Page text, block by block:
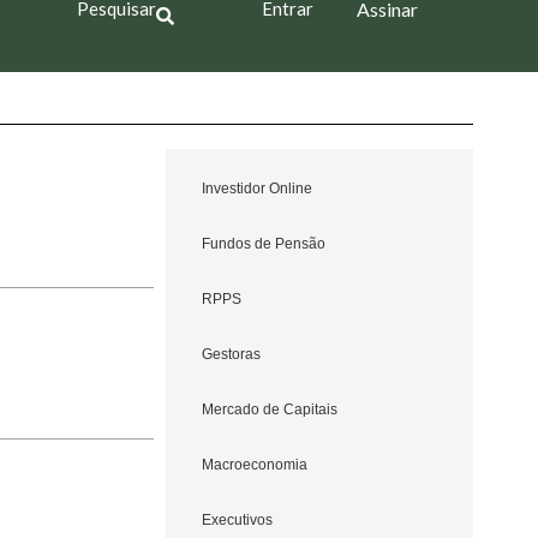
Pesquisar Entrar Assinar
Investidor Online
Fundos de Pensão
RPPS
Gestoras
Mercado de Capitais
Macroeconomia
Executivos